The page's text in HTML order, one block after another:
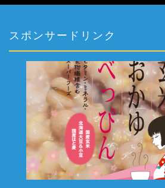
スポンサードリンク